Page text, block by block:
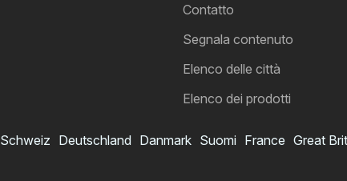
Contatto
Segnala contenuto
Elenco delle città
Elenco dei prodotti
Schweiz Deutschland Danmark Suomi France Great